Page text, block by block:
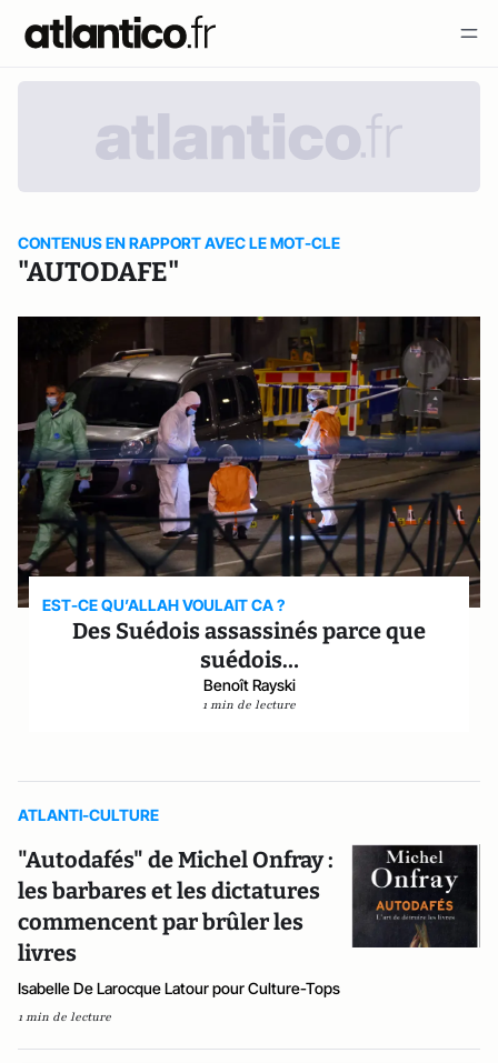
CONTENUS EN RAPPORT AVEC LE MOT-CLE
"AUTODAFE"
EST-CE QU’ALLAH VOULAIT CA ?
Des Suédois assassinés parce que
suédois…
Benoît Rayski
1 min de lecture
ATLANTI-CULTURE
"Autodafés" de Michel Onfray :
les barbares et les dictatures
commencent par brûler les
livres
Isabelle De Larocque Latour pour Culture-Tops
1 min de lecture